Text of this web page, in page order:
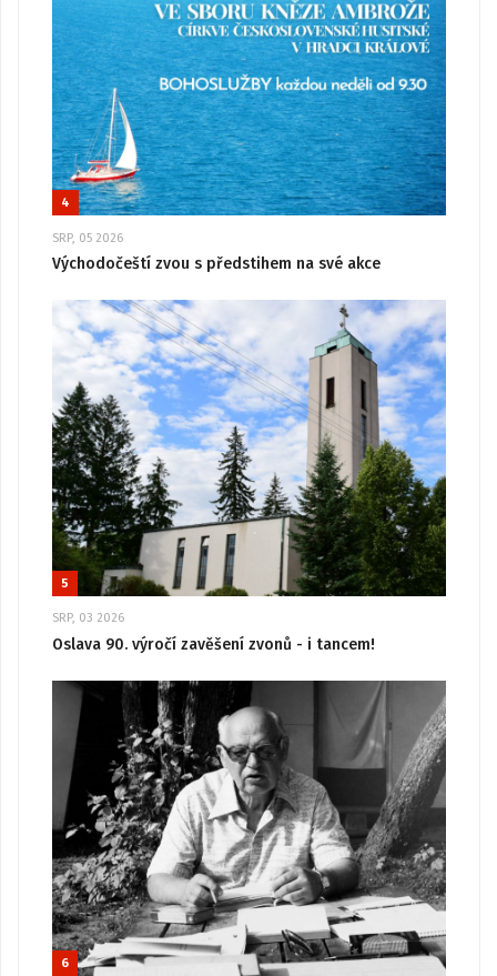
4
SRP, 05 2026
Východočeští zvou s předstihem na své akce
5
SRP, 03 2026
Oslava 90. výročí zavěšení zvonů - i tancem!
6